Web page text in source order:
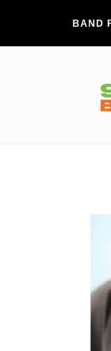
BAND